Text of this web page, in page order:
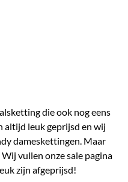
die ook nog eens
altijd leuk geprijsd en wij
dameskettingen. Maar
vullen onze sale pagina
zijn afgeprijsd!